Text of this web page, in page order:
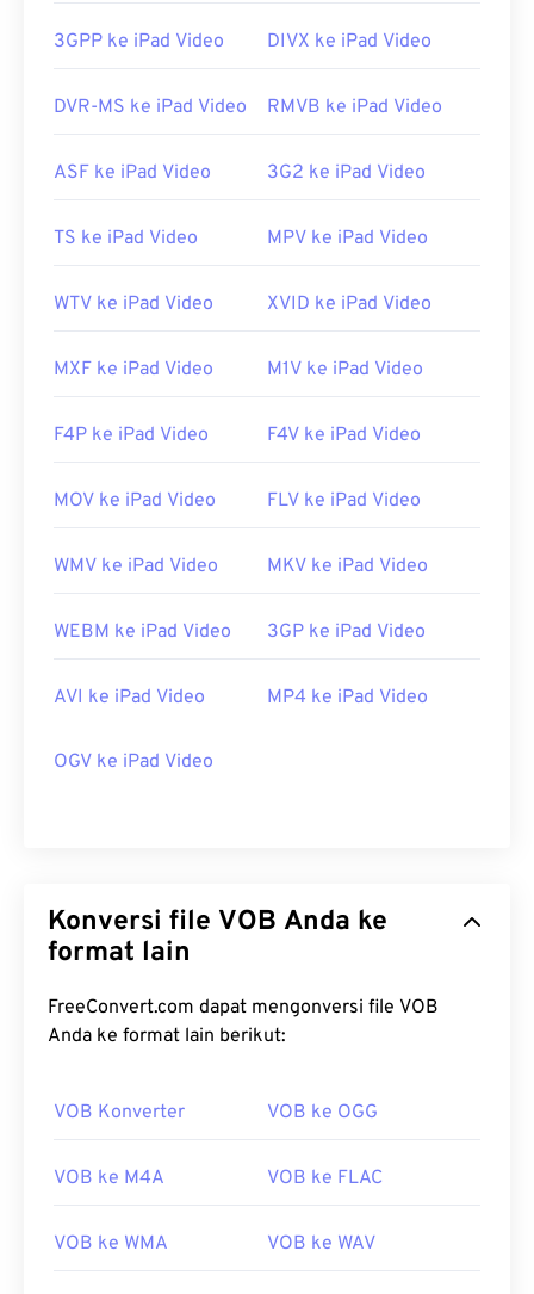
pemutaran berkasMPEG-2generik.Pemutar
tidak terenkripsi, dan berfungsi di berbagai
Dikembangkan oleh:
DVD Forum
Tautan yang berguna:
https://en.wikipedia.org/wiki/VOB
3GPP ke iPad Video DIVX ke iPad Video
DVR-MS ke iPad Video RMVB ke iPad Video
ASF ke iPad Video 3G2 ke iPad Video
TS ke iPad Video MPV ke iPad Video
WTV ke iPad Video XVID ke iPad Video
MXF ke iPad Video M1V ke iPad Video
F4P ke iPad Video F4V ke iPad Video
MOV ke iPad Video FLV ke iPad Video
WMV ke iPad Video MKV ke iPad Video
WEBM ke iPad Video 3GP ke iPad Video
AVI ke iPad Video MP4 ke iPad Video
OGV ke iPad Video
Konversi file VOB Anda ke
format lain
FreeConvert.com dapat mengonversi file VOB
Anda ke format lain berikut:
VOB Konverter VOB ke OGG
VOB ke M4A VOB ke FLAC
VOB ke WMA VOB ke WAV